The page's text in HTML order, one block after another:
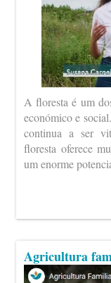
A floresta é um
económico e
continua a ser
floresta oferece
um enorme
Agricultura